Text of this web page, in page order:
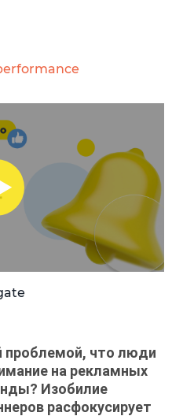
проблемой, что люди
на рекламных
Изобилие
расфокусирует